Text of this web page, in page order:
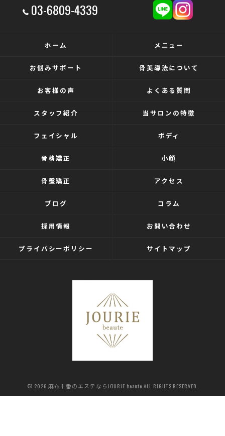
03-6809-4339
ホーム メニュー
お悩みサポート 骨美導法について
お客様の声 よくある質問
スタッフ紹介 当サロンの特徴
フェイシャル ボディ
骨格矯正 小顔
骨盤矯正 アクセス
ブログ コラム
採用情報 お問い合わせ
プライバシーポリシー サイトマップ
© 2026 麻布十番のエステならJOURIE beaute ALL RIGHTS RESERVED.